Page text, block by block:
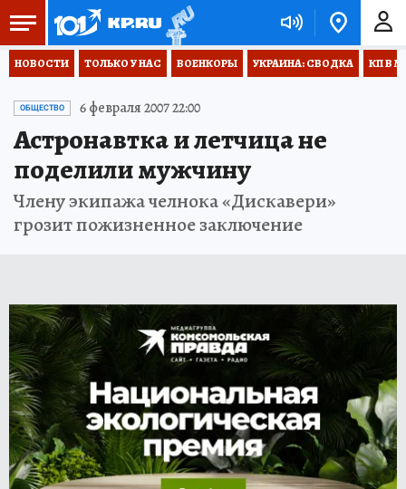
НОВОСТИ ТОЛЬКО У НАС ВОЕНКОРЫ УКРАИНА: СВОДКА КП В
ОБЩЕСТВО 6 февраля 2007 22:00
Астронавтка и летчица не
поделили мужчину
Члену экипажа челнока «Дискавери»
грозит пожизненное заключение